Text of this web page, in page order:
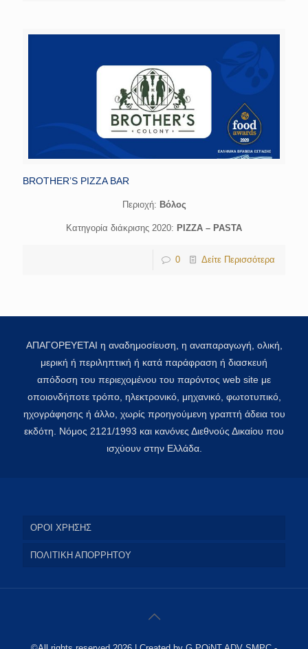
BROTHER’S PIZZA BAR
Περιοχή: Bόλος
Κατηγορία διάκρισης 2020: PIZZA – PASTA
0 Δείτε Περισσότερα
ΑΠΑΓΟΡΕΥΕΤΑΙ η αναδημοσίευση, η αναπαραγωγή, ολική,
μερική ή περιληπτική ή κατά παράφραση ή διασκευή
απόδοση του περιεχομένου του παρόντος web site με
οποιονδήποτε τρόπο, ηλεκτρονικό, μηχανικό, φωτοτυπικό,
ηχογράφησης ή άλλο, χωρίς προηγούμενη γραπτή άδεια του
εκδότη. Νόμος 2121/1993 και κανόνες Διεθνούς Δικαίου που
ισχύουν στην Ελλάδα.
ΟΡΟΙ ΧΡΗΣΗΣ
ΠΟΛΙΤΙΚΗ ΑΠΟΡΡΗΤΟΥ